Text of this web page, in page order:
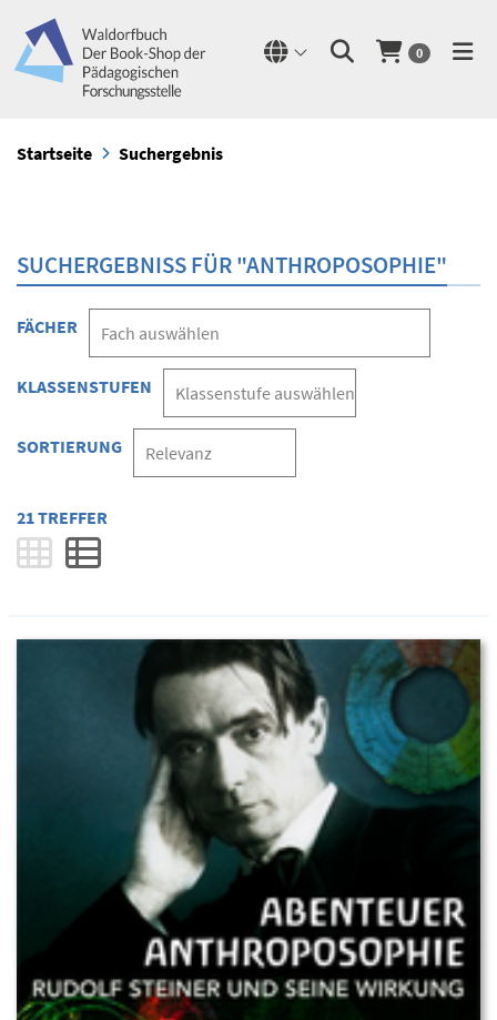
0
Startseite Suchergebnis
SUCHERGEBNISS FÜR "ANTHROPOSOPHIE"
FÄCHER
KLASSENSTUFEN
SORTIERUNG
21 TREFFER